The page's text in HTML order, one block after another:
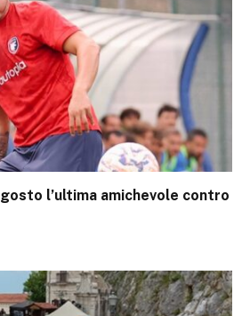
l’ultima amichevole contro